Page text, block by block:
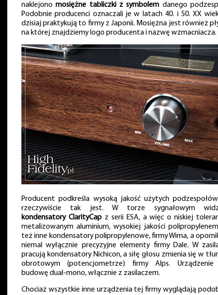
naklejonomosiężne tabliczki z symbolem danego
Podobnie producenci oznaczali je w latach 40. i 50. XX
dzisiaj praktykują to firmy z Japonii. Mosiężna jest również
na której znajdziemy logo producenta i nazwę wzmacniacza.
Producent podkreśla wysoką jakość użytych
rzeczywiście tak jest. W torze sygnałowym
kondensatory ClarityCapz serii ESA, a więc o niskiej
metalizowanym aluminium, wysokiej jakości
też inne kondensatory polipropylenowe, firmy Wima, a
niemal wyłącznie precyzyjne elementy firmy Dale. W
pracują kondensatory Nichicon, a siłę głosu zmienia się w
obrotowym (potencjometrze) firmy Alps. Urządzenie
budowę dual-mono, włącznie z zasilaczem.
Chociaż wszystkie inne urządzenia tej firmy wyglądają